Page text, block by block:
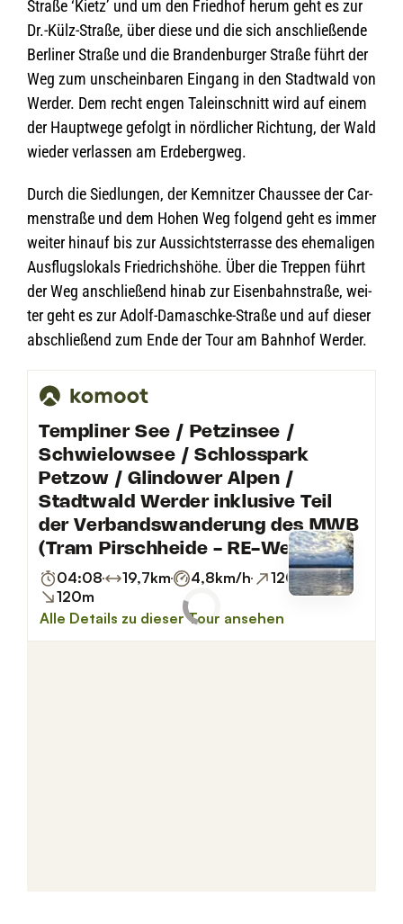
Straße ‘Kietz’ und um den Fried­hof herum geht es zur
Dr.-Külz-Straße, über diese und die sich anschlie­ßende
Ber­li­ner Straße und die Bran­den­bur­ger Straße führt der
Weg zum unschein­ba­ren Ein­gang in den Stadt­wald von
Wer­der. Dem recht engen Tal­ein­schnitt wird auf einem
der Haupt­wege gefolgt in nörd­li­cher Rich­tung, der Wald
wie­der ver­las­sen am Erdebergweg.
Durch die Sied­lun­gen, der Kem­nit­zer Chaus­see der Car­
men­straße und dem Hohen Weg fol­gend geht es immer
wei­ter hin­auf bis zur Aus­sichts­ter­rasse des ehe­ma­li­gen
Aus­flugs­lo­kals Fried­richs­höhe. Über die Trep­pen führt
der Weg anschlie­ßend hinab zur Eisen­bahn­straße, wei­
ter geht es zur Adolf-Damaschke-Straße und auf die­ser
abschlie­ßend zum Ende der Tour am Bahn­hof Werder.